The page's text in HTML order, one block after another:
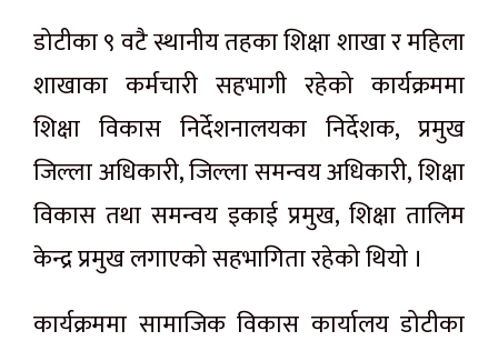
डोटीका ९ वटै स्थानीय तहका शिक्षा शाखा र महिला
शाखाका कर्मचारी सहभागी रहेको कार्यक्रममा
शिक्षा विकास निर्देशनालयका निर्देशक, प्रमुख
जिल्ला अधिकारी, जिल्ला समन्वय अधिकारी, शिक्षा
विकास तथा समन्वय इकाई प्रमुख, शिक्षा तालिम
केन्द्र प्रमुख लगाएको सहभागिता रहेको थियो ।
कार्यक्रममा सामाजिक विकास कार्यालय डोटीका